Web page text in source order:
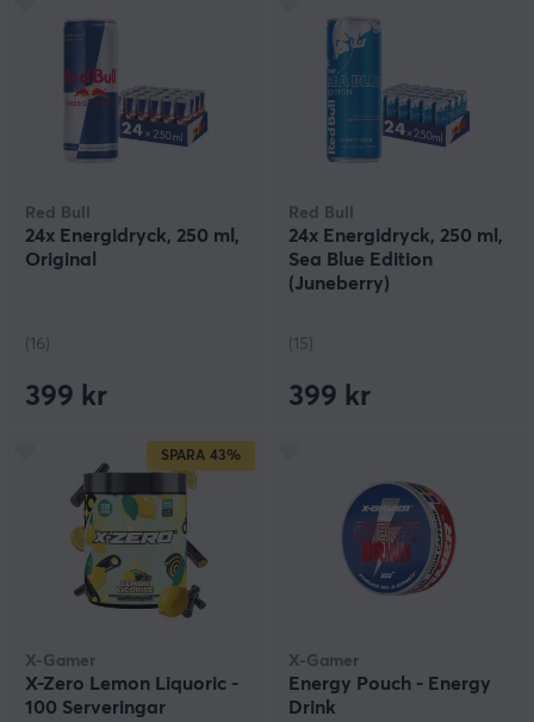
Red Bull
24x Energidryck, 250 ml,
Original
(16)
399 kr
Red Bull
24x Energidryck, 250 ml,
Sea Blue Edition
(Juneberry)
(15)
399 kr
SPARA 43%
X-Gamer
X-Zero Lemon Liquoric -
100 Serveringar
X-Gamer
Energy Pouch - Energy
Drink